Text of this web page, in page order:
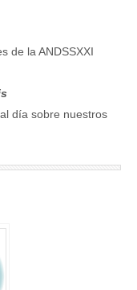
de la ANDSSXXI
día sobre nuestros